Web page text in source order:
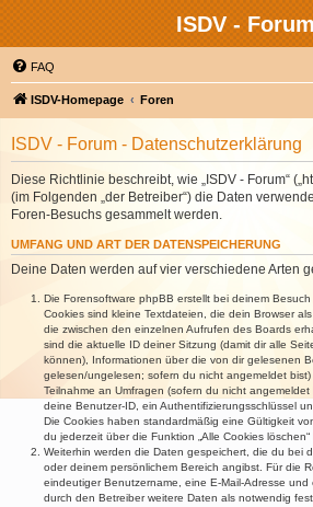
ISDV - Forum
FAQ
ISDV-Homepage Foren
ISDV - Forum - Datenschutzerklärung
Diese Richtlinie beschreibt, wie „ISDV - Forum“
(im Folgenden „der Betreiber“) die Daten
Foren-Besuchs gesammelt werden.
UMFANG UND ART DER DATENSPEICHERUNG
Deine Daten werden auf vier verschiedene Arten
Die Forensoftware phpBB erstellt bei deinem
Cookies sind kleine Textdateien, die dein Browser
die zwischen den einzelnen Aufrufen des Boards
sind die aktuelle ID deiner Sitzung (damit dir alle
können), Informationen über die von dir gelesenen
gelesen/ungelesen; sofern du nicht angemeldet
Teilnahme an Umfragen (sofern du nicht
deine Benutzer-ID, ein Authentifizierungsschlüssel
Die Cookies haben standardmäßig eine Gültigkeit
du jederzeit über die Funktion „Alle Cookies löschen“
Weiterhin werden die Daten gespeichert, die du bei
oder deinem persönlichem Bereich angibst. Für die
eindeutiger Benutzername, eine E-Mail-Adresse
durch den Betreiber weitere Daten als notwendig